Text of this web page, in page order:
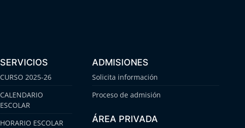
SERVICIOS
CURSO 2025-26
CALENDARIO
ESCOLAR
HORARIO ESCOLAR
ADMISIONES
Solicita información
Proceso de admisión
ÁREA PRIVADA